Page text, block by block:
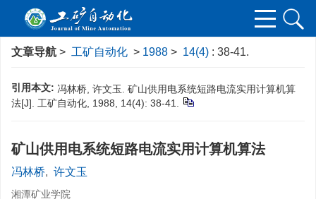
文章导航 > 工矿自动化 > 1988 > 14(4) : 38-41.
引用本文: 冯林桥, 许文玉. 矿山供用电系统短路电流实用计算机算
法[J]. 工矿自动化, 1988, 14(4): 38-41.
矿山供用电系统短路电流实用计算机算法
冯林桥, 许文玉
湘潭矿业学院